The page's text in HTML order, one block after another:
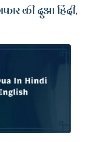
की दुआ हिंदी,